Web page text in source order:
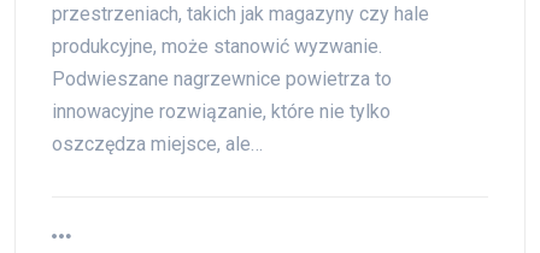
przestrzeniach, takich jak magazyny czy hale
produkcyjne, może stanowić wyzwanie.
Podwieszane nagrzewnice powietrza to
innowacyjne rozwiązanie, które nie tylko
oszczędza miejsce, ale…